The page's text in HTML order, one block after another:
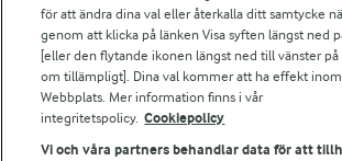
Följ oss
för att ändra dina val eller återkalla ditt samtycke
genom att klicka på länken Visa syften längst ned
[eller den flytande ikonen längst ned till vänster på
om tillämpligt]. Dina val kommer att ha effekt
Webbplats. Mer information finns i vår
integritetspolicy. Cookiepolicy
Vi och våra partners behandlar data för att